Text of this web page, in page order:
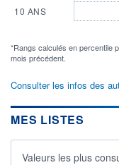
10 ANS
*Rangs calculés en percentile
mois précédent.
Consulter les infos des
MES LISTES
Valeurs les plus